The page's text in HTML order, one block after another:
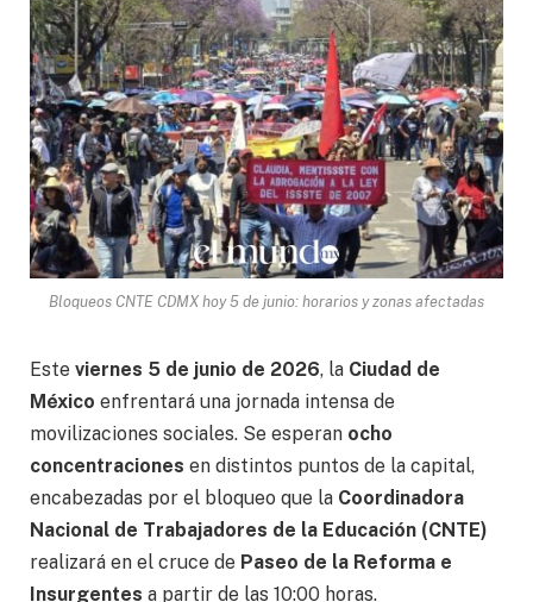
Bloqueos CNTE CDMX hoy 5 de junio: horarios y zonas afectadas
Este viernes 5 de junio de 2026, la Ciudad de
México enfrentará una jornada intensa de
movilizaciones sociales. Se esperan ocho
concentraciones en distintos puntos de la capital,
encabezadas por el bloqueo que la Coordinadora
Nacional de Trabajadores de la Educación (CNTE)
realizará en el cruce de Paseo de la Reforma e
Insurgentes a partir de las 10:00 horas.